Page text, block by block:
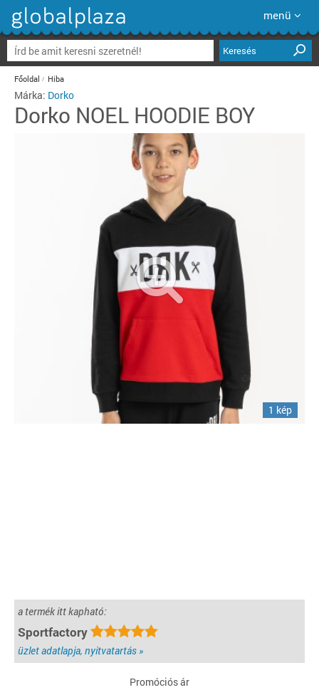
menü
Keresés
Főoldal Hiba
Márka: Dorko
Dorko NOEL HOODIE BOY
1 kép
a termék itt kapható:
Sportfactory
üzlet adatlapja, nyitvatartás »
Promóciós ár